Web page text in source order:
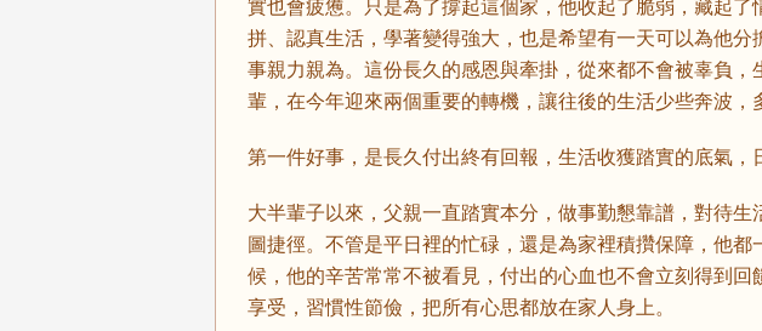
實也會疲憊。只是為了撐起這個家，他收起了脆弱，藏起
拼、認真生活，學著變得強大，也是希望有一天可以為他
事親力親為。這份長久的感恩與牽掛，從來都不會被辜負
輩，在今年迎來兩個重要的轉機，讓往後的生活少些奔波，
第一件好事，是長久付出終有回報，生活收獲踏實的底氣，
大半輩子以來，父親一直踏實本分，做事勤懇靠譜，對待
圖捷徑。不管是平日裡的忙碌，還是為家裡積攢保障，他
候，他的辛苦常常不被看見，付出的心血也不會立刻得到
享受，習慣性節儉，把所有心思都放在家人身上。